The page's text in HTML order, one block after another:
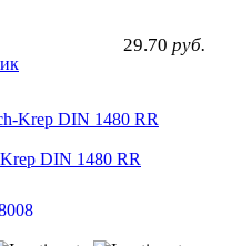
29.70 руб.
DIN 1480 RR